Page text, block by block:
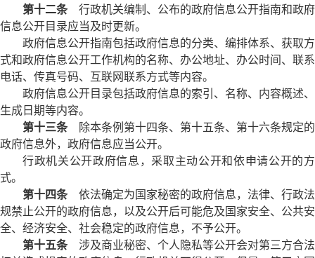
第十二条行政机关编制、公布的政府信息公开指南和政府
信息公开目录应当及时更新。
政府信息公开指南包括政府信息的分类、编排体系、获取方
式和政府信息公开工作机构的名称、办公地址、办公时间、联系
电话、传真号码、互联网联系方式等内容。
政府信息公开目录包括政府信息的索引、名称、内容概述、
生成日期等内容。
第十三条除本条例第十四条、第十五条、第十六条规定的
政府信息外，政府信息应当公开。
行政机关公开政府信息，采取主动公开和依申请公开的方
式。
第十四条依法确定为国家秘密的政府信息，法律、行政法
规禁止公开的政府信息，以及公开后可能危及国家安全、公共安
全、经济安全、社会稳定的政府信息，不予公开。
第十五条涉及商业秘密、个人隐私等公开会对第三方合法